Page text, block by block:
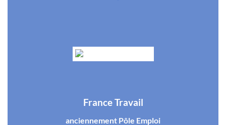
France Travail
anciennement Pôle Emploi